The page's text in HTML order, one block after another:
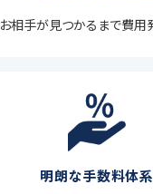
お相手が見つかるまで費用
明朗な手数料体系